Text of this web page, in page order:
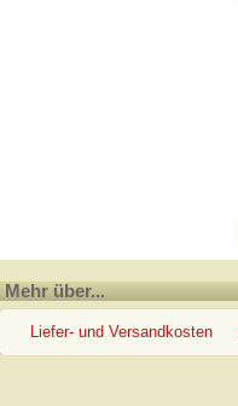
Mehr über...
Liefer- und Versandkosten